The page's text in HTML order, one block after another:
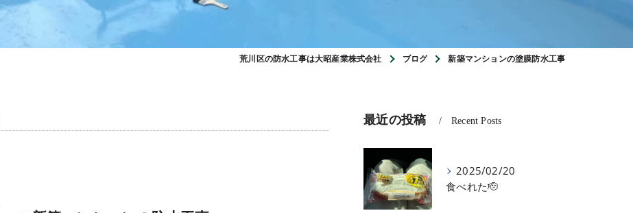
荒川区の防水工事は大昭産業株式会社 ブログ 新築マンションの塗膜防水工事
最近の投稿 Recent Posts
2025/02/20
食べれた🫡